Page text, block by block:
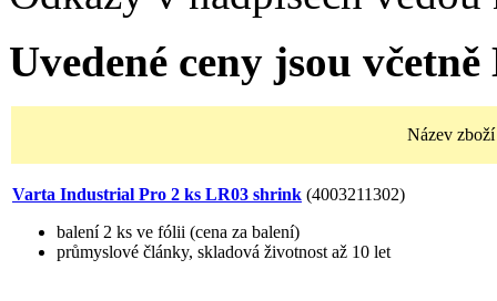
Uvedené ceny jsou včetně
Název zboží
Varta Industrial Pro 2 ks LR03 shrink (4003211302)
balení 2 ks ve fólii (cena za balení)
průmyslové články, skladová životnost až 10 let